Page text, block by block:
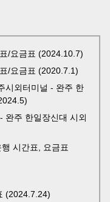
/요금표 (2024.10.7)
/요금표 (2020.7.1)
시외터미널 - 완주 한
완주 한일장신대 시외
시간표, 요금표
(2024.7.24)